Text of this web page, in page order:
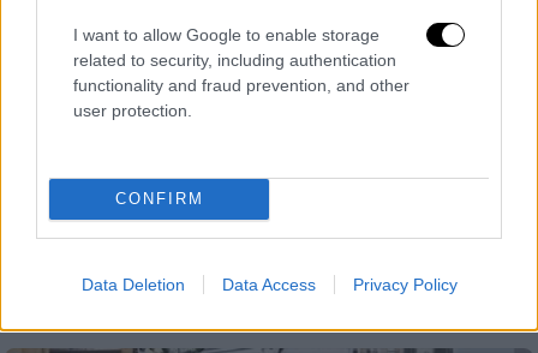
I want to allow Google to enable storage
related to security, including authentication
functionality and fraud prevention, and other
user protection.
CONFIRM
Data Deletion Data Access Privacy Policy
Αθλητισμός|08.01.2025 22:30
Κύπελλο Ελλάδας: Νίκη και πρόκριση
μεγάλο ραντεβού με τον Ολυμπιακό στα
προημιτελικά!
Ατρόμητου στο ΟΑΚΑ